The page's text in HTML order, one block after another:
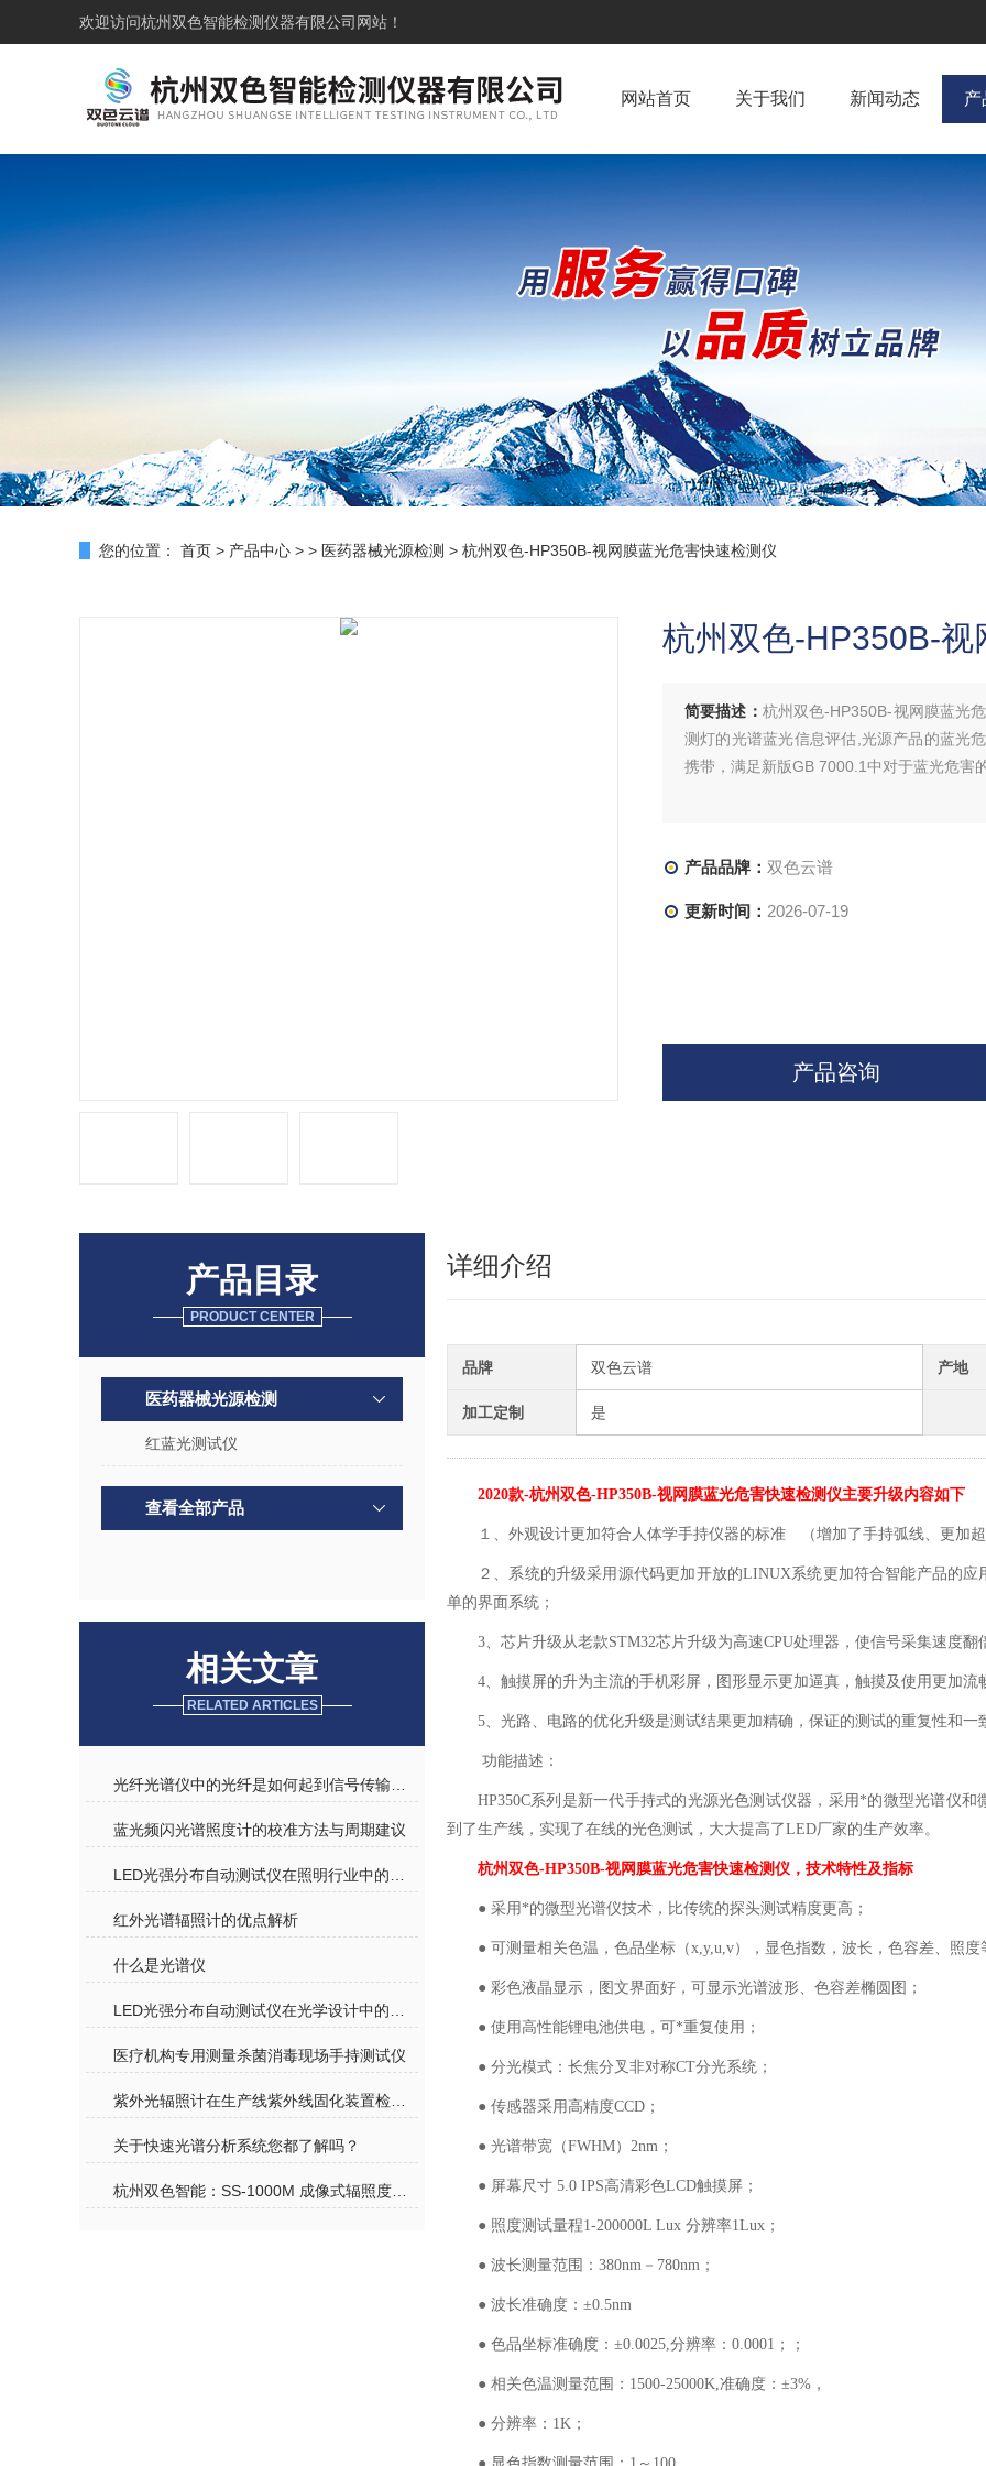
欢迎访问杭州双色智能检测仪器有限公司网站！
网站首页 关于我们 新闻动态 产
您的位置： 首页 > 产品中心 > > 医药器械光源检测 > 杭州双色-HP350B-视网膜蓝光危害快速检测仪
杭州双色-HP350B-
简要描述： 杭州双色-HP350B-视网膜蓝光
测灯的光谱蓝光信息评估,光源产品的蓝光
携带，满足新版GB 7000.1中对于蓝光危害
产品品牌： 双色云谱
更新时间： 2026-07-19
产品咨询
产品目录
PRODUCT CENTER
医药器械光源检测
红蓝光测试仪
查看全部产品
相关文章
RELATED ARTICLES
蓝光频闪光谱照度计的校准方法与周期建议
红外光谱辐照计的优点解析
什么是光谱仪
医疗机构专用测量杀菌消毒现场手持测试仪
关于快速光谱分析系统您都了解吗？
详细介绍
品牌 双色云谱 产地
加工定制 是
2020款-杭州双色-HP350B-视网膜蓝光危害快速检测仪主要升级内容如下
１、外观设计更加符合人体学手持仪器的标准 （增加了手持弧线、更加
２、系统的升级采用源代码更加开放的LINUX系统更加符合智能产品的
单的界面系统；
3、芯片升级从老款STM32芯片升级为高速CPU处理器，使信号采集速度翻
4、触摸屏的升为主流的手机彩屏，图形显示更加逼真，触摸及使用更加
5、光路、电路的优化升级是测试结果更加精确，保证的测试的重复性和一
功能描述：
HP350C系列是新一代手持式的光源光色测试仪器，采用*的微型光谱仪
到了生产线，实现了在线的光色测试，大大提高了LED厂家的生产效率。
杭州双色-HP350B-视网膜蓝光危害快速检测仪 ， 技术特性及指标
● 采用*的微型光谱仪技术，比传统的探头测试精度更高；
● 可测量相关色温，色品坐标（x,y,u,v），显色指数，波长，色容差、照度
● 彩色液晶显示，图文界面好，可显示光谱波形、色容差椭圆图；
● 使用高性能锂电池供电，可*重复使用；
● 分光模式：长焦分叉非对称CT分光系统；
● 传感器采用高精度CCD；
● 光谱带宽（FWHM）2nm；
● 屏幕尺寸 5.0 IPS高清彩色LCD触摸屏；
● 照度测试量程1-200000L Lux 分辨率1Lux；
● 波长测量范围：380nm－780nm；
● 波长准确度：±0.5nm
● 色品坐标准确度：±0.0025,分辨率：0.0001；；
● 相关色温测量范围：1500-25000K,准确度：±3%，
● 分辨率：1K；